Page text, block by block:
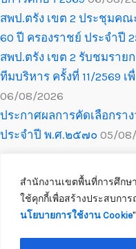
สำนักงานเขตพื้นที่การศึกษ
ใช้คุกกี้เพื่อสร้างประสบกา
นโยบายการใช้งาน Cookie''
สพป.ตรัง เขต 2 ประชุมค
60 ปี ครองราชย์ ประจำปี
สพป.ตรัง เขต 2 รับชมราย
ทีมบริหาร ครั้งที่ 11/2569
06/08/2026
ประกาศผลการคัดเลือกรา
ประจำปี พ.ศ.๒๕๗๐ 05/
Copyright © 2026 สำนักงา